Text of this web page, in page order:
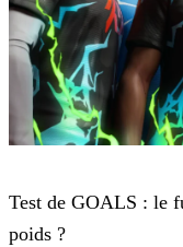
Test de GOALS : le
poids ?